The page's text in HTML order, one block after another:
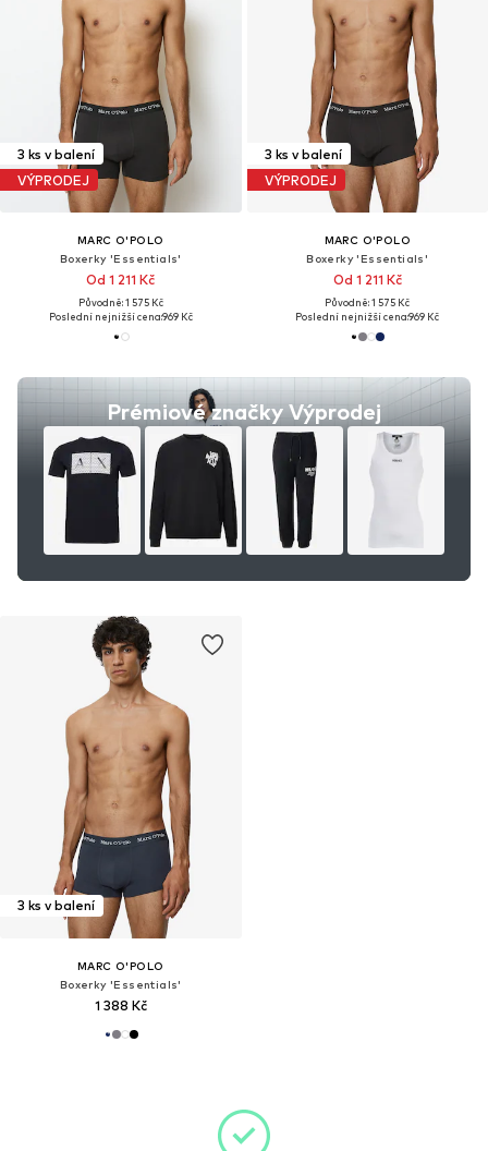
3 ks v balení
VÝPRODEJ
MARC O'POLO
Boxerky 'Essentials'
Od 1 211 Kč
Původně: 1 575 Kč
Poslední nejnižší cena:969 Kč
Prémiové značky Výprodej
3 ks v balení
VÝPRODEJ
MARC O'POLO
Boxerky 'Essentials'
Od 1 211 Kč
Původně: 1 575 Kč
Poslední nejnižší cena:969 Kč
3 ks v balení
MARC O'POLO
Boxerky 'Essentials'
1 388 Kč